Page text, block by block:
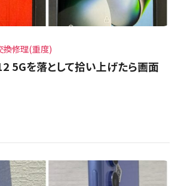
換修理(重度)
5Gを落として拾い上げたら画面